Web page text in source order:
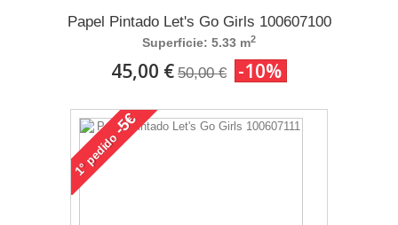
Papel Pintado Let's Go Girls 100607100
Superficie: 5.33 m2
45,00 € 50,00 € -10%
1°
pedido
-5€